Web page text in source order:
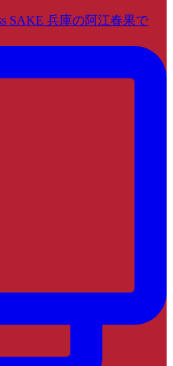
SAKE 兵庫の阿江春果で